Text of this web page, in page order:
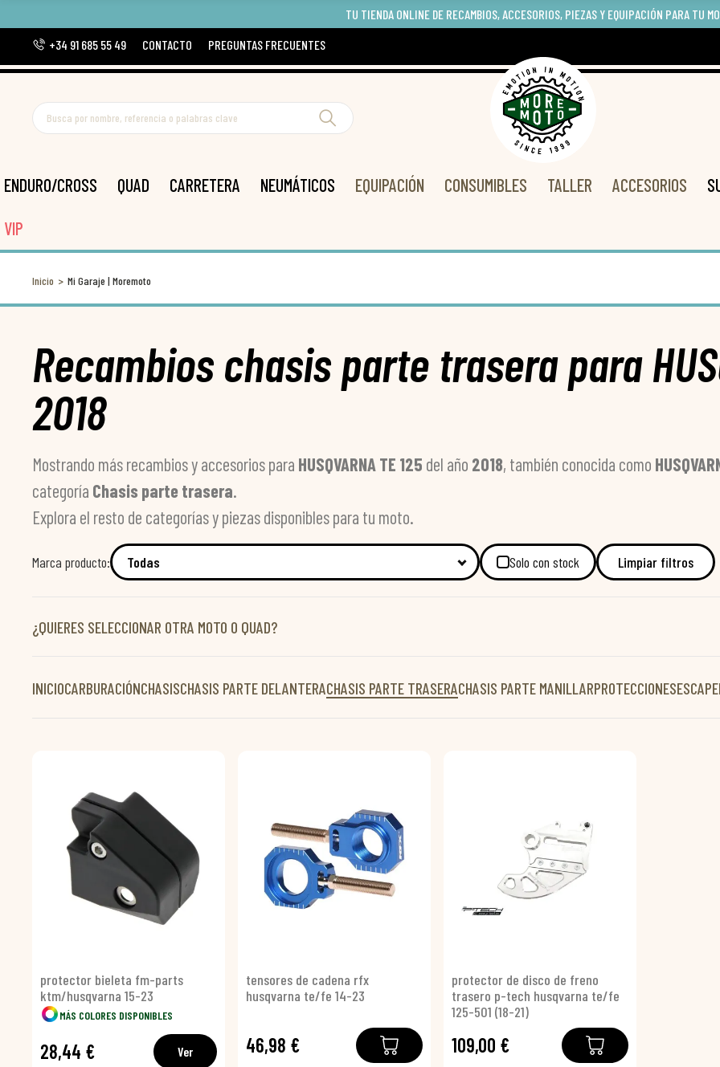
TU TIENDA ONLINE DE RECAMBIOS, ACCESORIOS, PIEZAS Y EQUIPACIÓN PARA TU
+34 91 685 55 49
CONTACTO PREGUNTAS FRECUENTES
ENDURO/CROSS QUAD CARRETERA NEUMÁTICOS EQUIPACIÓN CONSUMIBLES TALLER ACCESORIOS
VIP
Inicio Mi Garaje | Moremoto
Recambios chasis parte trasera para
2018
Mostrando más recambios y accesorios para HUSQVARNA TE 125 del año 2018, también conocida como
categoría Chasis parte trasera.
Explora el resto de categorías y piezas disponibles para tu moto.
Marca producto: Solo con stock Limpiar filtros
¿QUIERES SELECCIONAR OTRA MOTO O QUAD?
INICIOCARBURACIÓNCHASISCHASIS PARTE DELANTERACHASIS PARTE TRASERACHASIS PARTE MANILLARPROTECCIONESESCAPE
protector bieleta fm-parts
ktm/husqvarna 15-23
MÁS COLORES DISPONIBLES
28,44 € Ver
tensores de cadena rfx
husqvarna te/fe 14-23
46,98 €
protector de disco de freno
trasero p-tech husqvarna te/fe
125-501 (18-21)
109,00 €